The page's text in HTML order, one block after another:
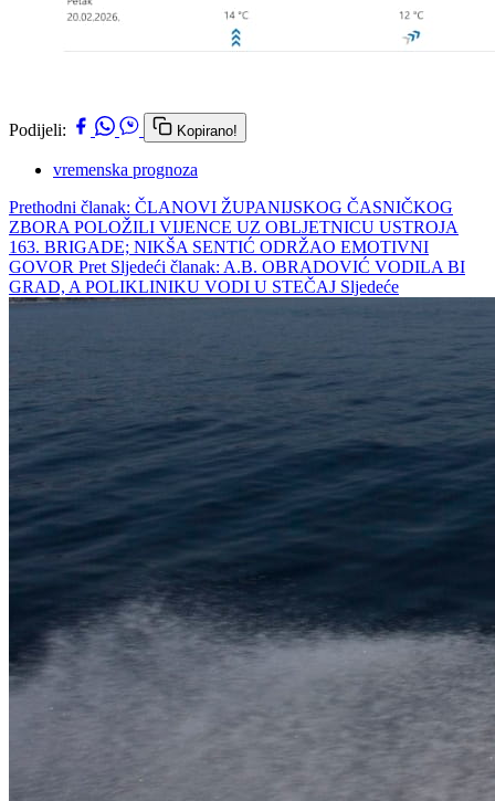
Podijeli: Kopirano!
vremenska prognoza
Prethodni članak: ČLANOVI ŽUPANIJSKOG ČASNIČKOG
ZBORA POLOŽILI VIJENCE UZ OBLJETNICU USTROJA
163. BRIGADE; NIKŠA SENTIĆ ODRŽAO EMOTIVNI
GOVOR Pret Sljedeći članak: A.B. OBRADOVIĆ VODILA BI
GRAD, A POLIKLINIKU VODI U STEČAJ Sljedeće